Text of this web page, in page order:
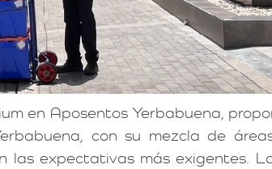
en Aposentos Yerbabuena,
con su mezcla de
las expectativas más exigentes.